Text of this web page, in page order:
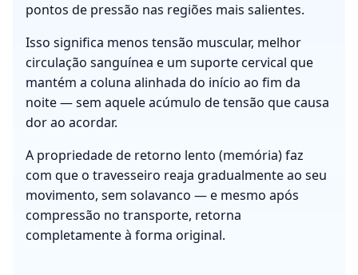
pontos de pressão nas regiões mais salientes.
Isso significa menos tensão muscular, melhor
circulação sanguínea e um suporte cervical que
mantém a coluna alinhada do início ao fim da
noite — sem aquele acúmulo de tensão que causa
dor ao acordar.
A propriedade de retorno lento (memória) faz
com que o travesseiro reaja gradualmente ao seu
movimento, sem solavanco — e mesmo após
compressão no transporte, retorna
completamente à forma original.